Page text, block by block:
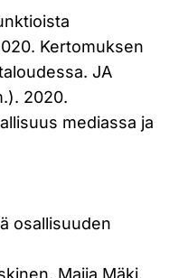
Kertomuksen
JA
2020.
mediassa ja
osallisuuden
Maija Mäki,